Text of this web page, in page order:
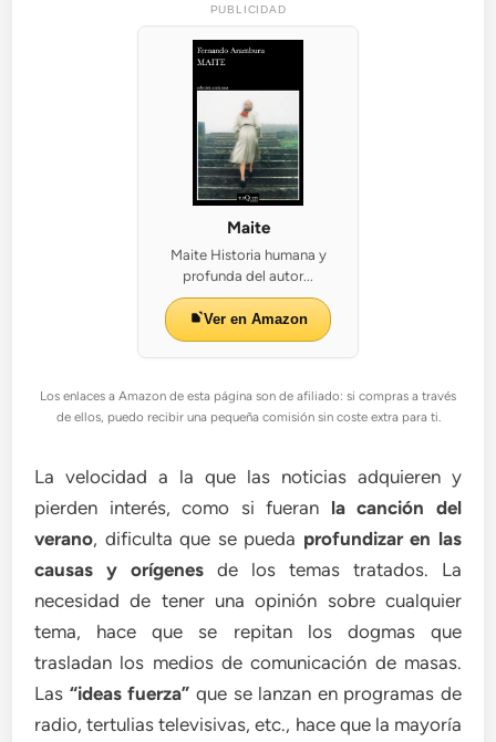
PUBLICIDAD
Maite
Maite Historia humana y
profunda del autor...
Ver en Amazon
Los enlaces a Amazon de esta página son de afiliado: si compras a través
de ellos, puedo recibir una pequeña comisión sin coste extra para ti.
La velocidad a la que las noticias adquieren y
pierden interés, como si fueran la canción del
verano, dificulta que se pueda profundizar en las
causas y orígenes de los temas tratados. La
necesidad de tener una opinión sobre cualquier
tema, hace que se repitan los dogmas que
trasladan los medios de comunicación de masas.
Las “ideas fuerza” que se lanzan en programas de
radio, tertulias televisivas, etc., hace que la mayoría